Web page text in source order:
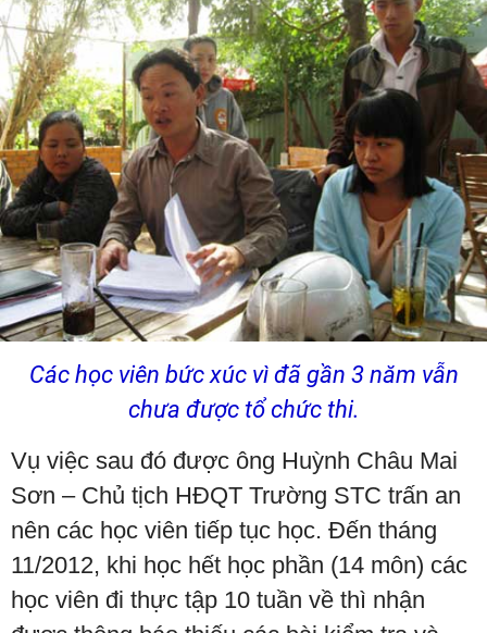
Các học viên bức xúc vì đã gần 3 năm vẫn
chưa được tổ chức thi.
Vụ việc sau đó được ông Huỳnh Châu Mai
Sơn – Chủ tịch HĐQT Trường STC trấn an
nên các học viên tiếp tục học. Đến tháng
11/2012, khi học hết học phần (14 môn) các
học viên đi thực tập 10 tuần về thì nhận